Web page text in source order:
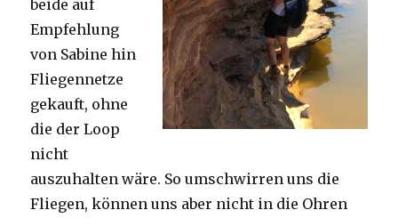
beide auf
Empfehlung
von Sabine hin
Fliegennetze
gekauft, ohne
die der Loop
nicht
auszuhalten wäre. So umschwirren uns die
Fliegen, können uns aber nicht in die Ohren